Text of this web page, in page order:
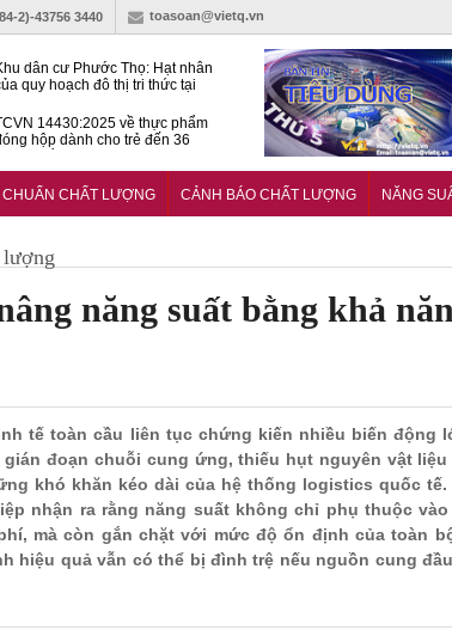
2)-43756 3440 toasoan@vietq.vn
dân cư Phước Thọ: Hạt nhân
quy hoạch đô thị tri thức tại
14430:2025 về thực phẩm
hộp dành cho trẻ đến 36
nứt của hỗn hợp bê tông
CHUẨN CHẤT LƯỢNG CẢNH BÁO CHẤT LƯỢNG NĂNG
lượng
năng suất bằng khả
tế toàn cầu liên tục chứng kiến nhiều biến động
đoạn chuỗi cung ứng, thiếu hụt nguyên vật liệu
khó khăn kéo dài của hệ thống logistics quốc tế.
nhận ra rằng năng suất không chỉ phụ thuộc
mà còn gắn chặt với mức độ ổn định của toàn
hiệu quả vẫn có thể bị đình trệ nếu nguồn cung